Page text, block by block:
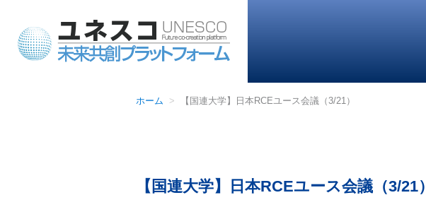
ホーム 【国連大学】日本RCEユース会議（3/21）
【国連大学】日本RCEユース会議（3/21）